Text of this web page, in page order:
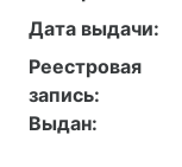
Дата выдачи:
Реестровая
запись:
Выдан: